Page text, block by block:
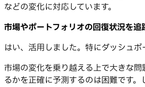
などの変化に対応しています。
市場やポートフォリオの回復状況を
はい、活用しました。特にダッシュ
市場の変化を乗り越える上で大きな
るかを正確に予測するのは困難です